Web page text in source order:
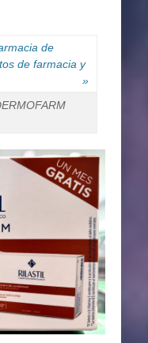
de
de farmacia y
»